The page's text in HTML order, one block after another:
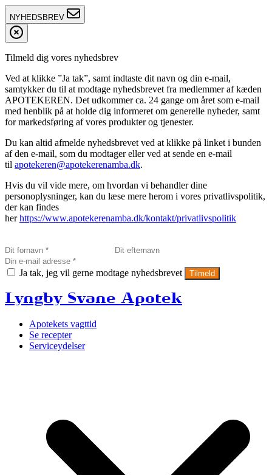
NYHEDSBREV
Tilmeld dig vores nyhedsbrev
Ved at klikke ”Ja tak”, samt indtaste dit navn og din e-mail,
samtykker du til at modtage nyhedsbrevet fra medlemmer af kæden
APOTEKEREN. Det udkommer ca. 24 gange om året som e-mail
med henblik på at holde dig informeret om generelle nyheder, samt
for markedsføring af vores produkter og tjenester.
Du kan altid afmelde nyhedsbrevet ved at klikke på linket i bunden
af den e-mail, som du modtager eller ved at sende en e-mail
til apotekeren@apotekerenamba.dk.
Hvis du vil vide mere, om hvordan vi behandler dine
personoplysninger, kan du læse mere herom i vores privatlivspolitik,
der kan findes
herhttps://www.apotekerenamba.dk/kontakt/privatlivspolitik
Ja tak, jeg vil gerne modtage nyhedsbrevet Tilmeld
Lyngby Svane Apotek
Apotekets vagttid
Se recepter
Serviceydelser